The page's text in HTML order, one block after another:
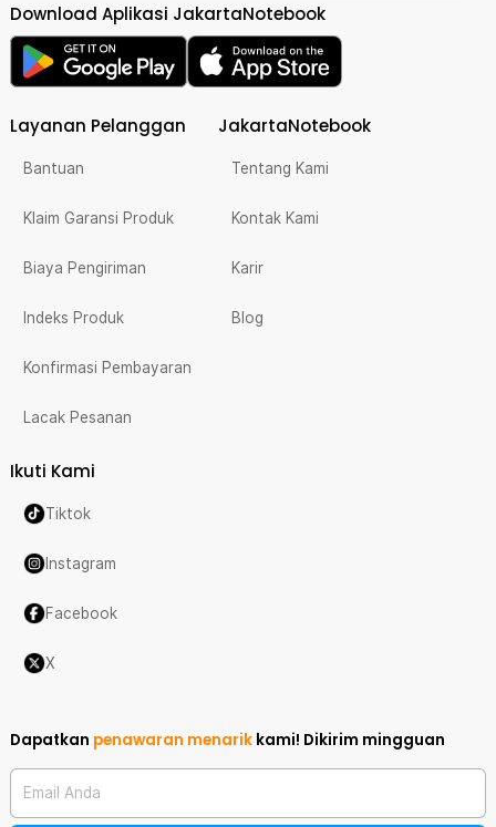
Download Aplikasi JakartaNotebook
Layanan Pelanggan
Bantuan
Klaim Garansi Produk
Biaya Pengiriman
Indeks Produk
Konfirmasi Pembayaran
Lacak Pesanan
JakartaNotebook
Tentang Kami
Kontak Kami
Karir
Blog
Ikuti Kami
Tiktok
Instagram
Facebook
X
Dapatkan penawaran menarik kami! Dikirim mingguan
Email Anda